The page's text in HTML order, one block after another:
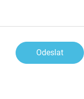
Odeslat